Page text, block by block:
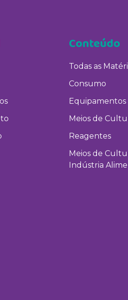
Conteúdo
Todas as
Consumo
Equipamentos
Meios de
Reagentes
Meios de
Indústria